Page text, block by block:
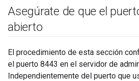
Asegúrate de que el
abierto
El procedimiento de esta sección
el puerto 8443 en el servidor de
Independientemente del puerto que